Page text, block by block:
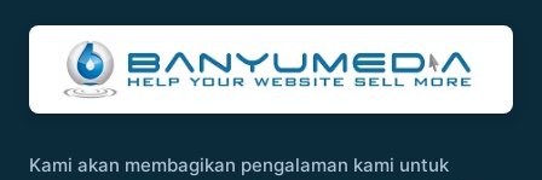
Kami akan membagikan pengalaman kami untuk